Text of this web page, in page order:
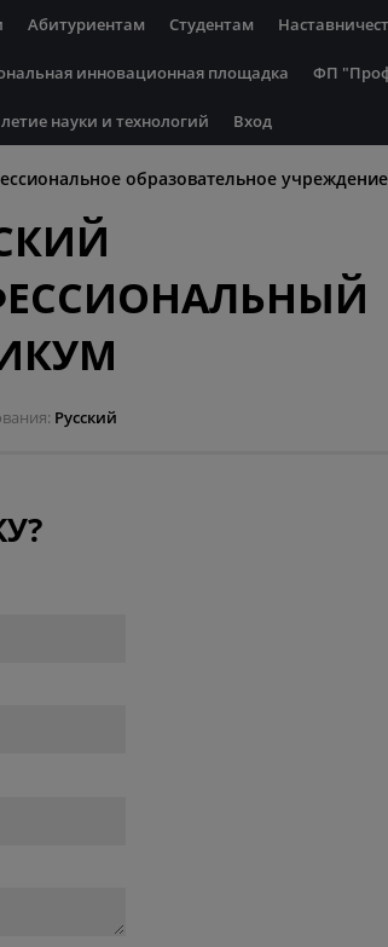
Абитуриентам Студентам
инновационная площадка ФП
науки и технологий Вход
образовательное
Русский